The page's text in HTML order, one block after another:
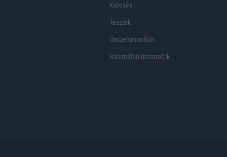
Keresés
Tesztek
Összehasonlítás
Használati útmutatók